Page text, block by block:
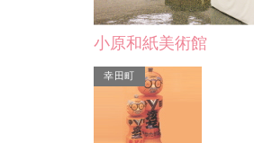
石の寺領を贈っ
岡崎市
小原和紙美術館
幸田町